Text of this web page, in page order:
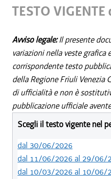
TESTO
Avviso legale:Il presente
variazioni nella veste
corrispondente testo
della Regione Friuli Venezia
di ufficialità e non è
pubblicazione ufficiale
Scegli il testo vigente nel
dal 30/06/2026
dal 11/06/2026 al 29/06/
dal 10/03/2026 al 10/06/